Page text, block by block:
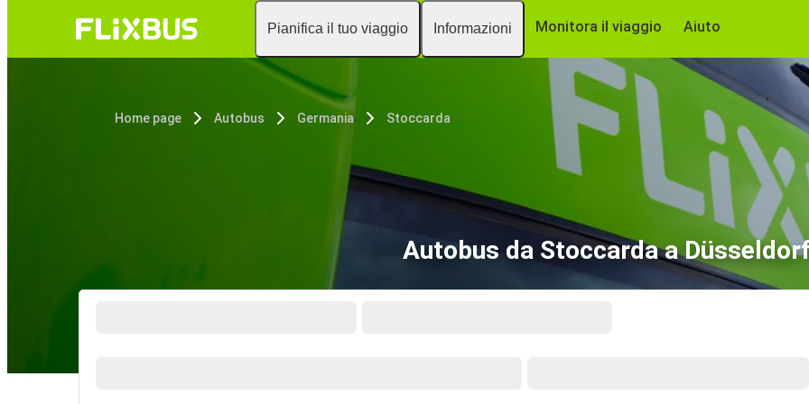
Pianifica il tuo viaggio Informazioni Monitora il viaggio Aiuto
Home page Autobus Germania Stoccarda
Autobus da Stoccarda a